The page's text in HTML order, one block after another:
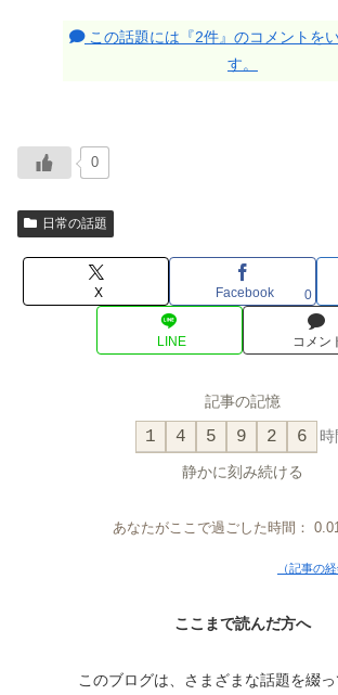
この話題には『2件』のコメントを
す。
0
日常の話題
X Facebook 0
LINE コメン
記事の記憶
1 4 5 9 2 6 時
静かに刻み続ける
あなたがここで過ごした時間： 0.01
（記事の
ここまで読んだ方へ
このブログは、さまざまな話題を綴